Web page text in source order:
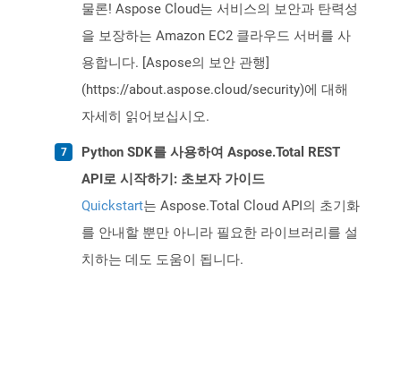
물론! Aspose Cloud는 서비스의 보안과 탄력성
을 보장하는 Amazon EC2 클라우드 서버를 사
용합니다. [Aspose의 보안 관행]
(https://about.aspose.cloud/security)에 대해
자세히 읽어보십시오.
Python SDK를 사용하여 Aspose.Total REST
API로 시작하기: 초보자 가이드
Quickstart는 Aspose.Total Cloud API의 초기화
를 안내할 뿐만 아니라 필요한 라이브러리를 설
치하는 데도 도움이 됩니다.